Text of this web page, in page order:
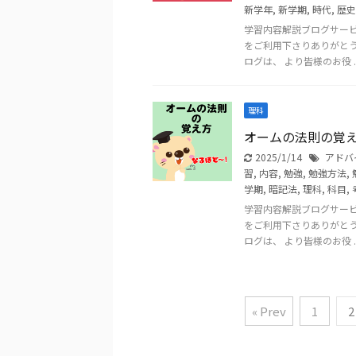
新学年, 新学期, 時代, 歴史
学習内容解説ブログサー
をご利用下さりありがと
ログは、 より皆様のお役
理科
オームの法則の覚
2025/1/14
アド
習, 内容, 勉強, 勉強方法,
学期, 暗記法, 理科, 科目,
学習内容解説ブログサー
をご利用下さりありがと
ログは、 より皆様のお役
« Prev 1 2